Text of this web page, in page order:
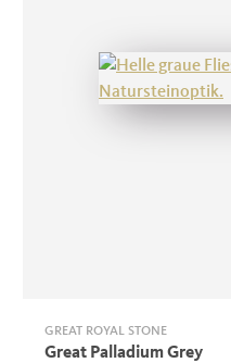
GREAT ROYAL STONE
Great Palladium Grey